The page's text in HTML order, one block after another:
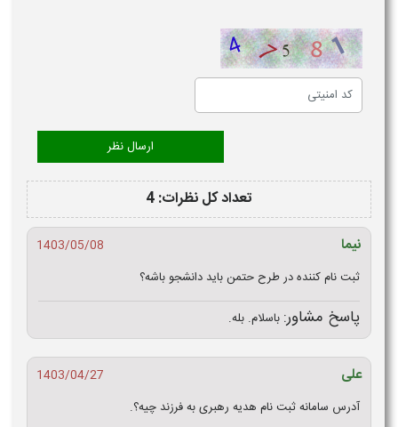
تعداد کل نظرات: 4
نیما
1403/05/08
ثبت نام کننده در طرح حتمن باید دانشجو باشه؟
پاسخ مشاور: باسلام. بله.
علی
1403/04/27
آدرس سامانه ثبت نام هدیه رهبری به فرزند چیه؟.